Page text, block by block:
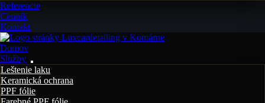
Referencie
Cenník
Kontakt
Domov
Služby
Leštenie laku
Keramická ochrana
PPF fólie